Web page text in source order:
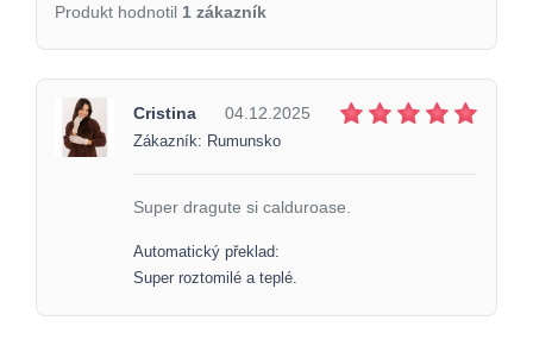
Produkt hodnotil 1 zákazník
Cristina 04.12.2025
Zákazník: Rumunsko
Super dragute si calduroase.
Automatický překlad:
Super roztomilé a teplé.